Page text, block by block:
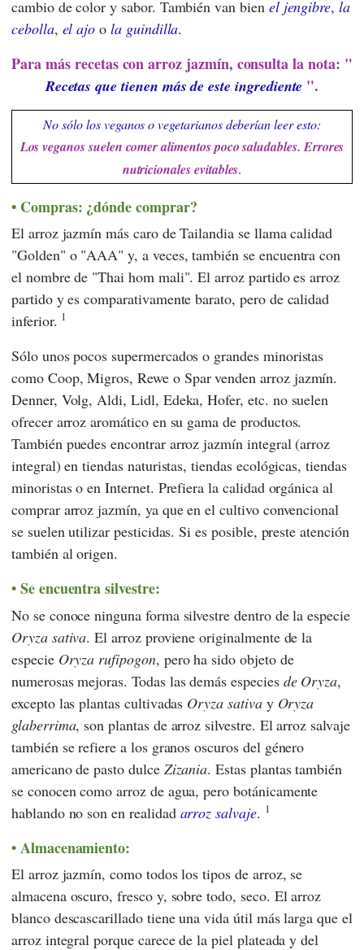
cambio de color y sabor. También van bien el jengibre,la
cebolla, el ajo ola guindilla.
Para más recetas con arroz jazmín, consulta la nota: "
Recetas que tienen más de este ingrediente ".
No sólo los veganos o vegetarianos deberían leer esto:
Los veganos suelen comer alimentos poco saludables. Errores
nutricionales evitables.
Compras: ¿dónde comprar?
El arroz jazmín más caro de Tailandia se llama calidad
"Golden" o "AAA" y, a veces, también se encuentra con
el nombre de "Thai hom mali". El arroz partido es arroz
partido y es comparativamente barato, pero de calidad
inferior. 1
Sólo unos pocos supermercados o grandes minoristas
como Coop,Migros,Reweo Sparvenden arroz jazmín.
Denner, Volg,Aldi, Lidl, Edeka,Hofer, etc. no suelen
ofrecer arroz aromático en su gama de productos.
También puedes encontrar arroz jazmín integral (arroz
integral) en tiendas naturistas, tiendas ecológicas, tiendas
minoristas o en Internet. Prefiera la calidad orgánica al
comprar arroz jazmín, ya que en el cultivo convencional
se suelen utilizar pesticidas. Si es posible, preste atención
también al origen.
Se encuentra silvestre:
No se conoce ninguna forma silvestre dentro de la especie
Oryza sativa. El arroz proviene originalmente de la
especie Oryza rufipogon, pero ha sido objeto de
numerosas mejoras. Todas las demás especies de Oryza,
excepto las plantas cultivadas Oryza sativay Oryza
glaberrima, son plantas de arroz silvestre. El arroz salvaje
también se refiere a los granos oscuros del género
americano de pasto dulce Zizania. Estas plantas también
se conocen como arroz de agua, pero botánicamente
hablando no son en realidad arroz salvaje. 1
Almacenamiento:
El arroz jazmín, como todos los tipos de arroz, se
almacena oscuro, fresco y, sobre todo, seco. El arroz
blanco descascarillado tiene una vida útil más larga que el
arroz integral porque carece de la piel plateada y del